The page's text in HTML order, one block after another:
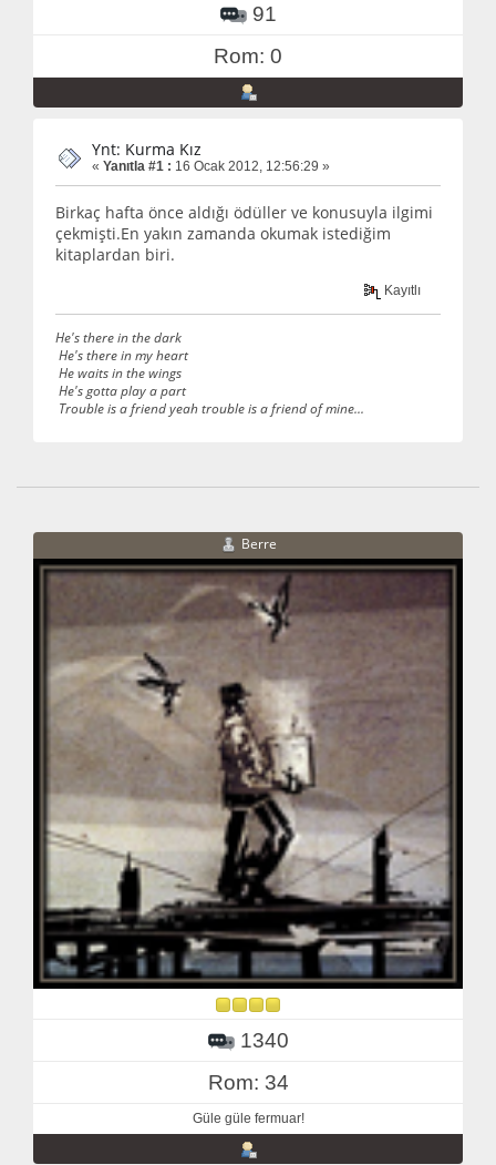
91
Rom: 0
Ynt: Kurma Kız
« Yanıtla #1 : 16 Ocak 2012, 12:56:29 »
Birkaç hafta önce aldığı ödüller ve konusuyla ilgimi
çekmişti.En yakın zamanda okumak istediğim
kitaplardan biri.
Kayıtlı
He's there in the dark
He's there in my heart
He waits in the wings
He's gotta play a part
Trouble is a friend yeah trouble is a friend of mine...
Berre
1340
Rom: 34
Güle güle fermuar!